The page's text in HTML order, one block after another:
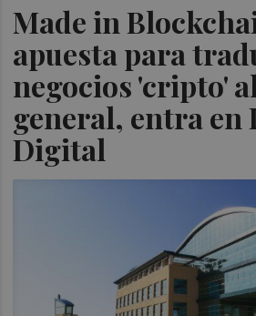
Made in
apuesta para
negocios 'cripto'
general, entra
Digital